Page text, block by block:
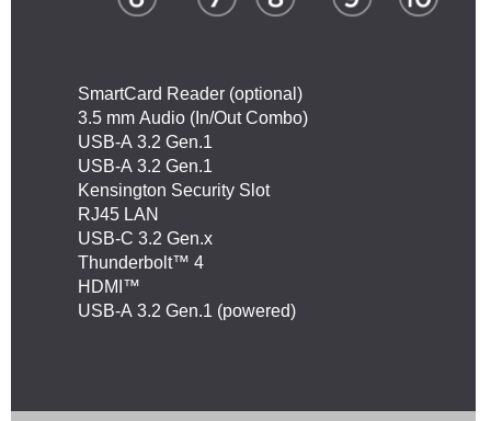
SmartCard Reader (optional)
3.5 mm Audio (In/Out Combo)
USB-A 3.2 Gen.1
USB-A 3.2 Gen.1
Kensington Security Slot
RJ45 LAN
USB-C 3.2 Gen.x
Thunderbolt™ 4
HDMI™
USB-A 3.2 Gen.1 (powered)